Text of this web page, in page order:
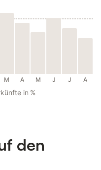
M A M J J A
in %
den